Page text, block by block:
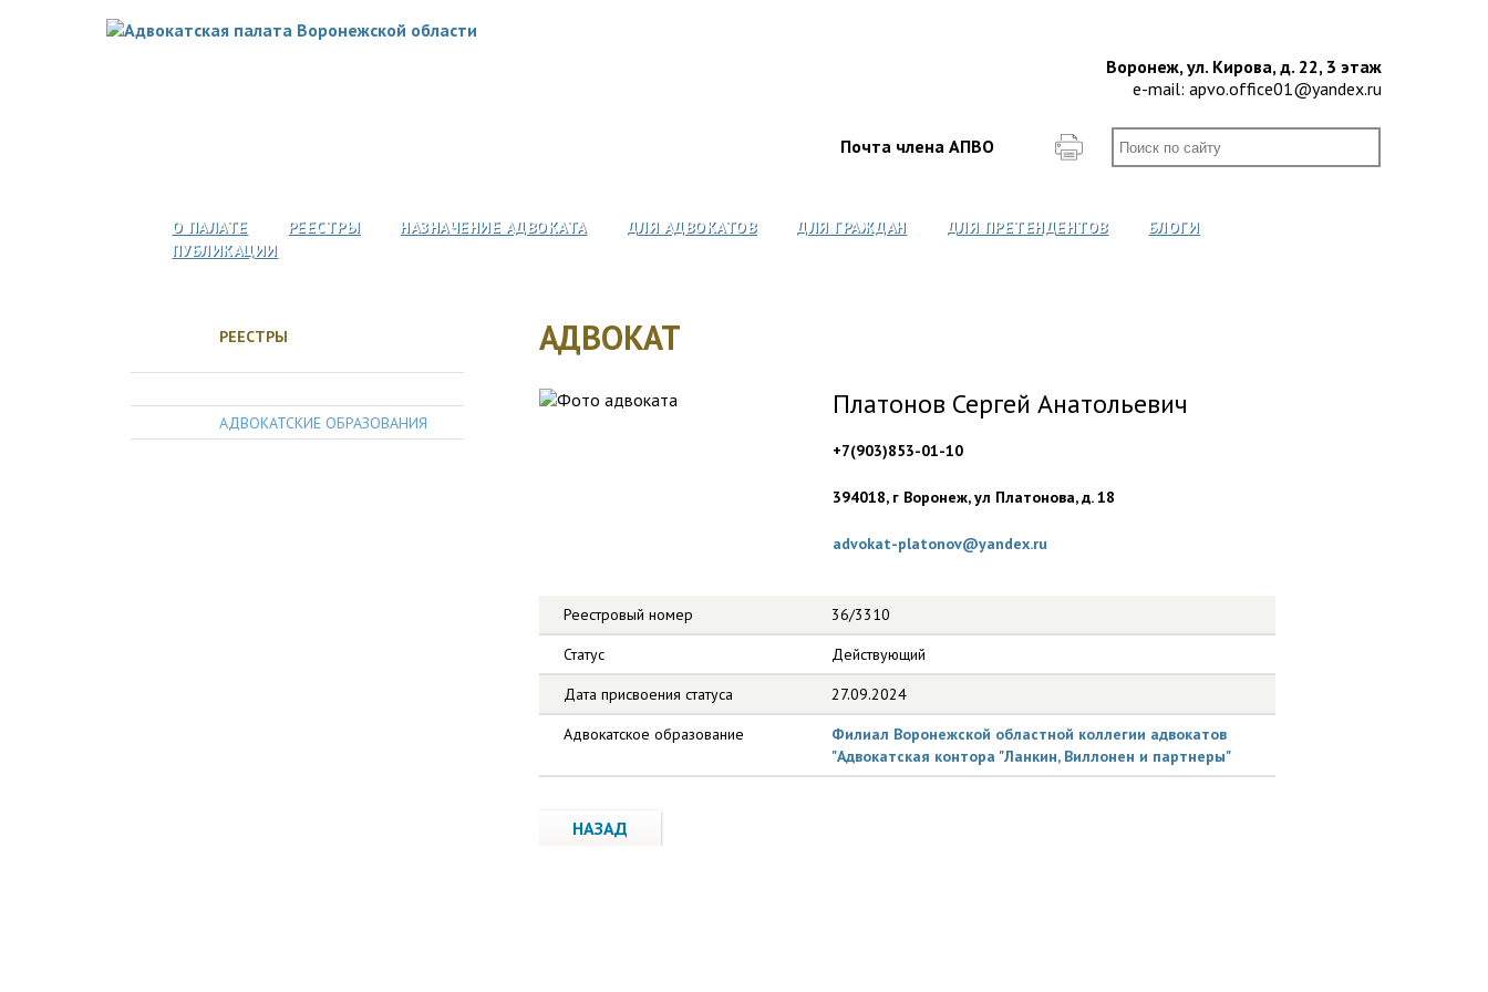
Воронеж, ул. Кирова, д. 22, 3 этаж
e-mail: apvo.office01@yandex.ru
Почта члена АПВО
О ПАЛАТЕ РЕЕСТРЫ НАЗНАЧЕНИЕ АДВОКАТА ДЛЯ АДВОКАТОВ ДЛЯ ГРАЖДАН ДЛЯ ПРЕТЕНДЕНТОВ
БЛОГИ
ПУБЛИКАЦИИ
РЕЕСТРЫ
АДВОКАТСКИЕ ОБРАЗОВАНИЯ
АДВОКАТ
Платонов Сергей Анатольевич
+7(903)853-01-10
394018, г Воронеж, ул Платонова, д. 18
advokat-platonov@yandex.ru
Реестровый номер
36/3310
Статус
Действующий
Дата присвоения статуса
27.09.2024
Адвокатское образование
Филиал Воронежской областной коллегии адвокатов
"Адвокатская контора "Ланкин, Виллонен и партнеры"
НАЗАД